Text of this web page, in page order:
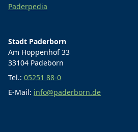
Paderpedia
Stadt Paderborn
Am Hoppenhof 33
33104 Padeborn
Tel.: 05251 88-0
E-Mail: info@paderborn.de